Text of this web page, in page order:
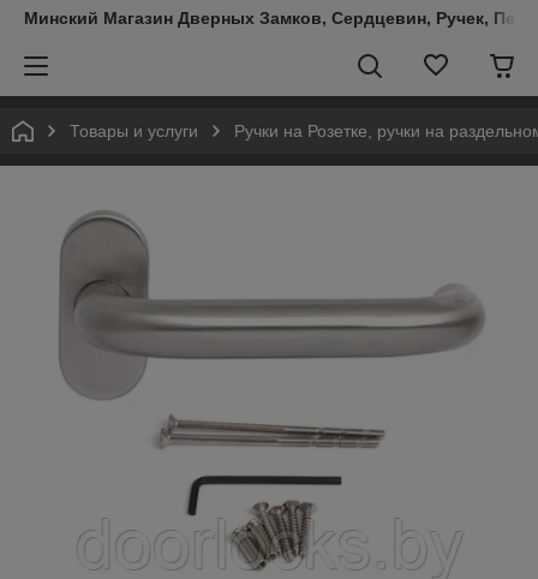
Минский Магазин Дверных Замков, Сердцевин, Ручек,
Товары и услуги Ручки на Розетке, ручки на